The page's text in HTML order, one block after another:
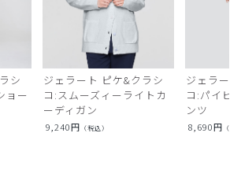
シ
ョー
ジェラート ピケ&クラシ
コ:スムーズィーライトカ
ーディガン
9,240円 （税込）
ジェラー
コ:パイピ
ンツ
8,690円 （税